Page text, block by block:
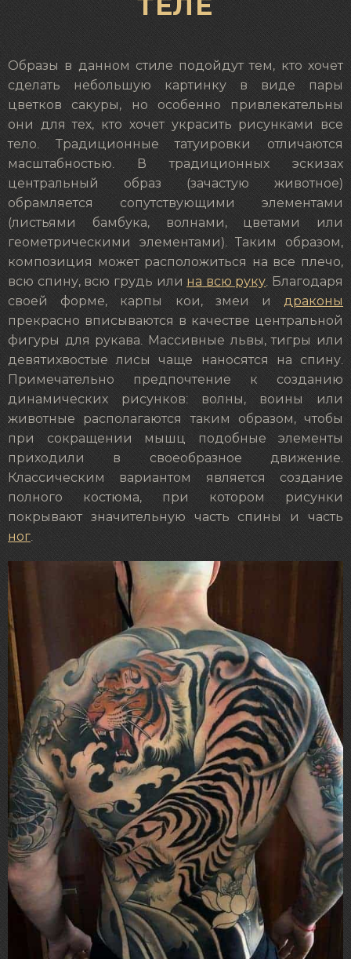
Образы в данном стиле подойдут тем, кто хочет
сделать небольшую картинку в виде пары
цветков сакуры, но особенно привлекательны
они для тех, кто хочет украсить рисунками все
тело. Традиционные татуировки отличаются
масштабностью. В традиционных эскизах
центральный образ (зачастую животное)
обрамляется сопутствующими элементами
(листьями бамбука, волнами, цветами или
геометрическими элементами). Таким образом,
композиция может расположиться на все плечо,
всю спину, всю грудь илина всю руку. Благодаря
своей форме, карпы кои, змеи идраконы
прекрасно вписываются в качестве центральной
фигуры для рукава. Массивные львы, тигры или
девятихвостые лисы чаще наносятся на спину.
Примечательно предпочтение к созданию
динамических рисунков: волны, воины или
животные располагаются таким образом, чтобы
при сокращении мышц подобные элементы
приходили в своеобразное движение.
Классическим вариантом является создание
полного костюма, при котором рисунки
покрывают значительную часть спины и часть
ног